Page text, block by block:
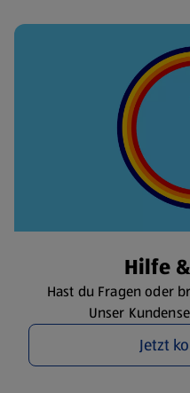
Hilfe
Hast du Fragen oder
Unser
Jetzt